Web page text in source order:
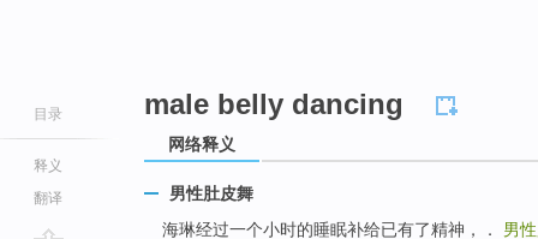
目录
释义
翻译
male belly dancing
网络释义
男性肚皮舞
海琳经过一个小时的睡眠补给已有了精神，． 男